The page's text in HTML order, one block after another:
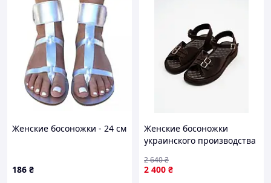
Женские босоножки - 24 см
186 ₴
Женские босоножки
украинского производства
натуральной замши. 37
(2439)
2 400 ₴
2 640₴